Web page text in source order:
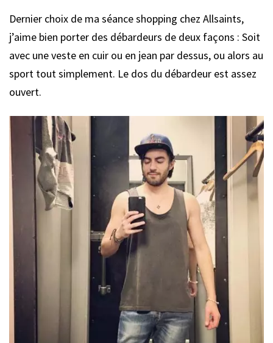
Dernier choix de ma séance shopping chez Allsaints,
j’aime bien porter des débardeurs de deux façons : Soit
avec une veste en cuir ou en jean par dessus, ou alors au
sport tout simplement. Le dos du débardeur est assez
ouvert.